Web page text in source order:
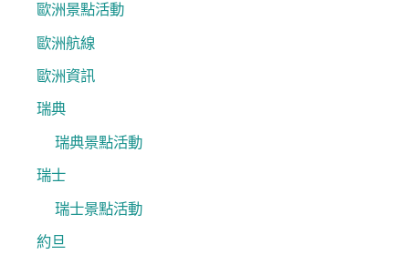
歐洲景點活動
歐洲航線
歐洲資訊
瑞典
瑞典景點活動
瑞士
瑞士景點活動
約旦